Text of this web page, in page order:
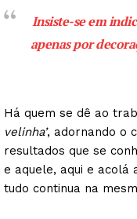
Insiste-se em
apenas por
Há quem se dê ao
velinha’, adornando o
resultados que se
e aquele, aqui e acolá
tudo continua na